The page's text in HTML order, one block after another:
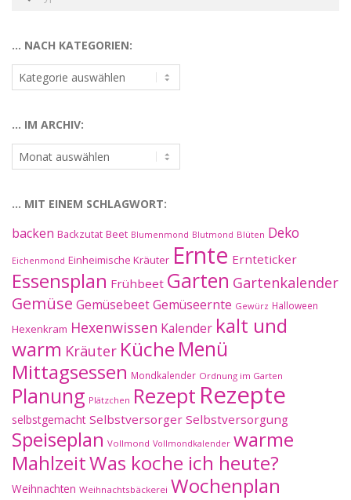
… NACH KATEGORIEN:
…
nach
… IM ARCHIV:
…
im
… MIT EINEM SCHLAGWORT:
backen Backzutat Beet Blumenmond Blutmond Blüten Deko
Eichenmond Einheimische Kräuter Ernte Ernteticker
Essensplan Frühbeet Garten Gartenkalender
Gemüse GemüsebeetGemüseernte Gewürz Halloween
Hexenkram Hexenwissen Kalender kalt und
warm Kräuter Küche Menü
Mittagsessen Mondkalender Ordnung im Garten
Planung Plätzchen Rezept Rezepte
selbstgemacht Selbstversorger Selbstversorgung
Speiseplan Vollmond Vollmondkalender warme
MahlzeitWas koche ich heute?
Weihnachten Weihnachtsbäckerei Wochenplan